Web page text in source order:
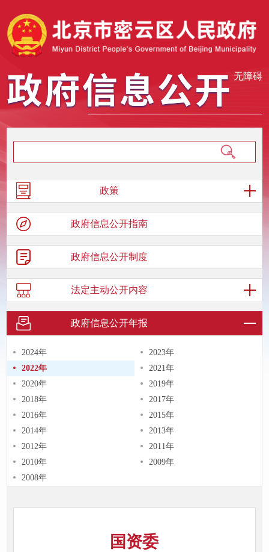
无障碍
政策
政府信息公开指南
政府信息公开制度
法定主动公开内容
政府信息公开年报
2024年
2023年
2022年
2021年
2020年
2019年
2018年
2017年
2016年
2015年
2014年
2013年
2012年
2011年
2010年
2009年
2008年
国资委